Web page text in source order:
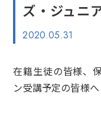
ズ・ジュニ
2020.05.31
在籍生徒の皆様、
ン受講予定の皆様へ